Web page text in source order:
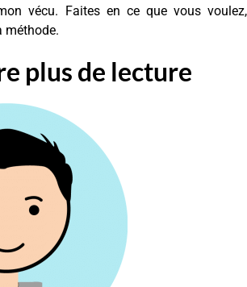
vécu. Faites en ce que vous voulez,
méthode.
plus de lecture